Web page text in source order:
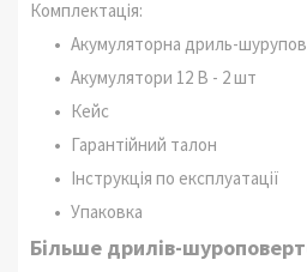
Комплектація:
Акумуляторна дриль-
Акумулятори 12 В - 2 шт
Кейс
Гарантійний талон
Інструкція по експлуатації
Упаковка
Більше дрилів-